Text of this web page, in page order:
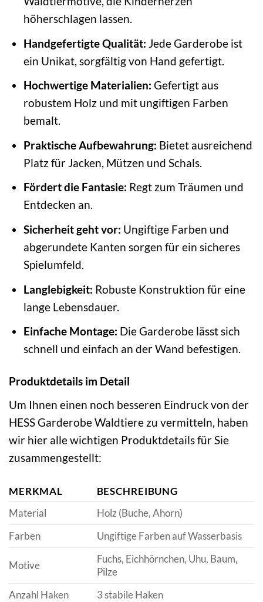
höherschlagen lassen.
Handgefertigte Qualität: Jede Garderobe ist
ein Unikat, sorgfältig von Hand gefertigt.
Hochwertige Materialien: Gefertigt aus
robustem Holz und mit ungiftigen Farben
bemalt.
Praktische Aufbewahrung: Bietet ausreichend
Platz für Jacken, Mützen und Schals.
Fördert die Fantasie: Regt zum Träumen und
Entdecken an.
Sicherheit geht vor: Ungiftige Farben und
abgerundete Kanten sorgen für ein sicheres
Spielumfeld.
Langlebigkeit: Robuste Konstruktion für eine
lange Lebensdauer.
Einfache Montage: Die Garderobe lässt sich
schnell und einfach an der Wand befestigen.
Produktdetails im Detail
Um Ihnen einen noch besseren Eindruck von der
HESS Garderobe Waldtiere zu vermitteln, haben
wir hier alle wichtigen Produktdetails für Sie
zusammengestellt:
MERKMAL
BESCHREIBUNG
Material
Holz (Buche, Ahorn)
Farben
Ungiftige Farben auf Wasserbasis
Motive
Fuchs, Eichhörnchen, Uhu, Baum,
Pilze
Anzahl Haken
3 stabile Haken